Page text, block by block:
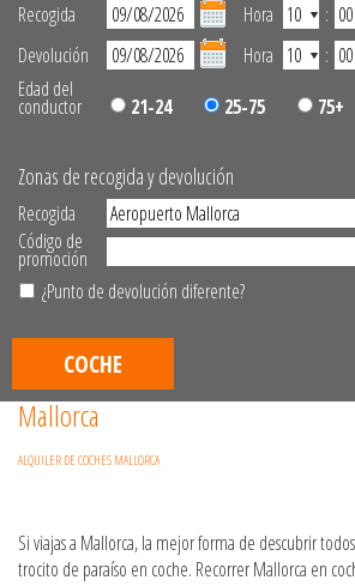
Recogida Hora
:
Devolución
Hora
:
Edad del
conductor 21-24 25-75 75+
Zonas de recogida y devolución
Recogida
Código de
promoción
¿Punto de devolución diferente?
COCHE
Mallorca
ALQUILER DE COCHES MALLORCA
Si viajas a Mallorca, la mejor forma de descubrir
trocito de paraíso en coche. Recorrer Mallorca en